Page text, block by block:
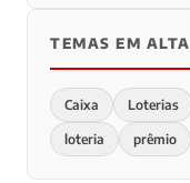
TEMAS EM ALTA
Caixa Loterias
loteria prêmio